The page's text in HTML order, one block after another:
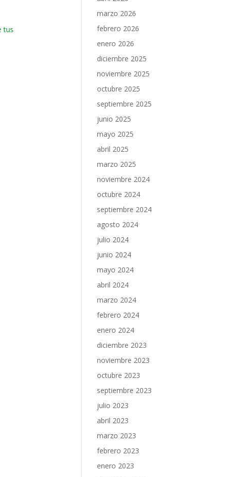
tus
marzo 2026
febrero 2026
enero 2026
diciembre 2025
noviembre 2025
octubre 2025
septiembre 2025
junio 2025
mayo 2025
abril 2025
marzo 2025
noviembre 2024
octubre 2024
septiembre 2024
agosto 2024
julio 2024
junio 2024
mayo 2024
abril 2024
marzo 2024
febrero 2024
enero 2024
diciembre 2023
noviembre 2023
octubre 2023
septiembre 2023
julio 2023
abril 2023
marzo 2023
febrero 2023
enero 2023